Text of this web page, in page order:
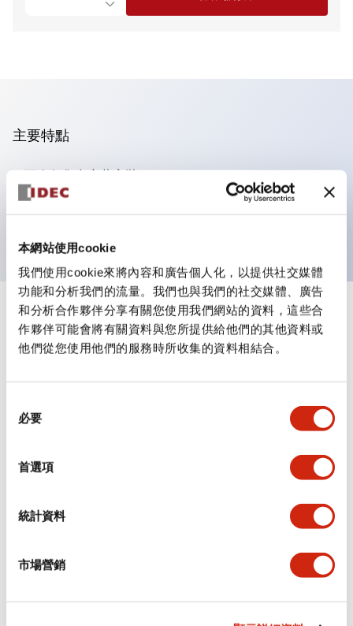
本網站使用cookie
我們使用cookie來將內容和廣告個人化，以提供社交媒體
功能和分析我們的流量。我們也與我們的社交媒體、廣告
和分析合作夥伴分享有關您使用我們網站的資料，這些合
作夥伴可能會將有關資料與您所提供給他們的其他資料或
他們從您使用他們的服務時所收集的資料相結合。
必要
首選項
統計資料
市場營銷
主要特點
可進行集合密著安裝
附鎖選擇開關採用高安全性的彈子鎖結構
規格 顯示全部
審美規範
安裝和安裝規範